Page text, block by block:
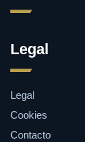
Legal
Legal
Cookies
Contacto